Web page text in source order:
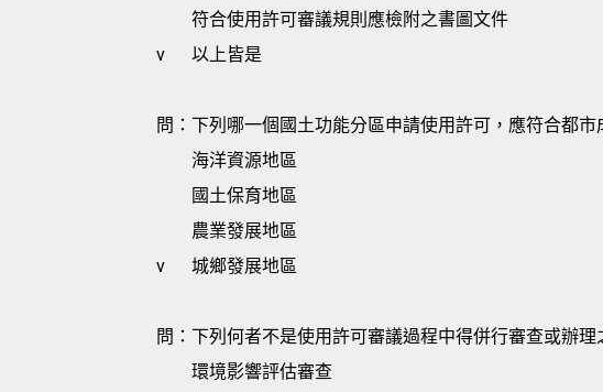
符合使用許可審議規則應檢附之書圖文件
v
以上皆是
問：下列哪一個國土功能分區申請使用許可，應符合都
海洋資源地區
國土保育地區
農業發展地區
v
城鄉發展地區
問：下列何者不是使用許可審議過程中得併行審查或辦理
環境影響評估審查